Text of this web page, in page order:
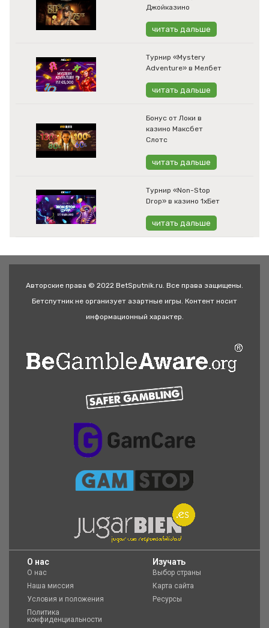
Джойказино
читать дальше
Турнир «Mystery
Adventure» в Мелбет
читать дальше
Бонус от Локи в
казино Максбет
Слотс
читать дальше
Турнир «Non-Stop
Drop» в казино 1хБет
читать дальше
Авторские права © 2022 BetSputnik.ru. Все права защищены.
Бетспутник не организует азартные игры. Контент носит
информационный характер.
O нас
О нас
Наша миссия
Условия и положения
Политика
конфиденциальности
Изучать
Выбор страны
Карта сайта
Ресурсы